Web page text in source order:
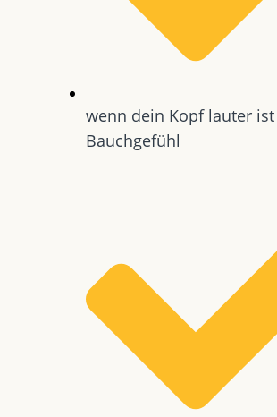
wenn dein Kopf lauter
Bauchgefühl